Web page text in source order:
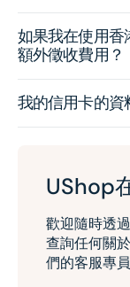
如果我在使用香
額外徵收費用？
我的信用卡的資
UShop
歡迎隨時透
查詢任何關
們的客服專